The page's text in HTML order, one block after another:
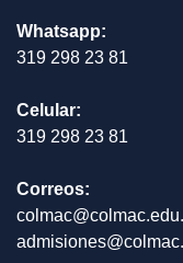
Whatsapp:
319 298 23 81
Celular:
319 298 23 81
Correos: